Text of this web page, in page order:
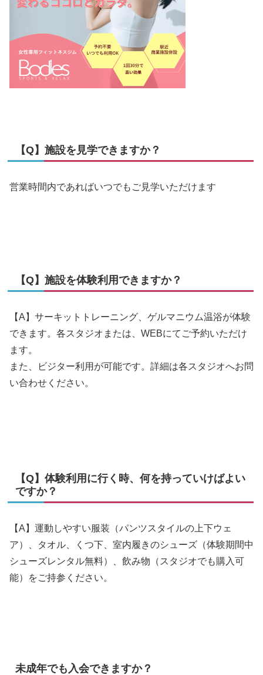
【Q】施設を見学できますか？
営業時間内であればいつでもご見学いただけます
【Q】施設を体験利用できますか？
【A】サーキットトレーニング、ゲルマニウム温浴が体験
できます。各スタジオまたは、WEBにてご予約いただけ
ます。
また、ビジター利用が可能です。詳細は各スタジオへお問
い合わせください。
【Q】体験利用に行く時、何を持っていけばよい
ですか？
【A】運動しやすい服装（パンツスタイルの上下ウェ
ア）、タオル、くつ下、室内履きのシューズ（体験期間中
シューズレンタル無料）、飲み物（スタジオでも購入可
能）をご持参ください。
未成年でも入会できますか？